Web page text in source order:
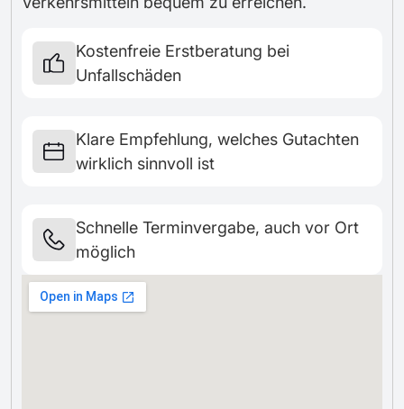
Kostenfreie Erstberatung bei
Unfallschäden
Klare Empfehlung, welches Gutachten
wirklich sinnvoll ist
Schnelle Terminvergabe, auch vor Ort
möglich